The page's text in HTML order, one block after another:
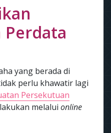
yang berada di
perlu khawatir lagi
Persekutuan
melalui online